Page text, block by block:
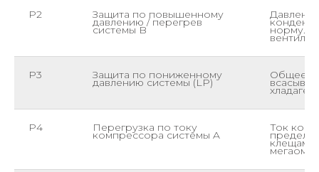
P2 Защита по повышенному
давлению / перегрев
системы B норму.
P3 Защита по пониженному
давлению системы (LP)
Общее
P4 Перегрузка по току
компрессора системы A
Ток
предел.